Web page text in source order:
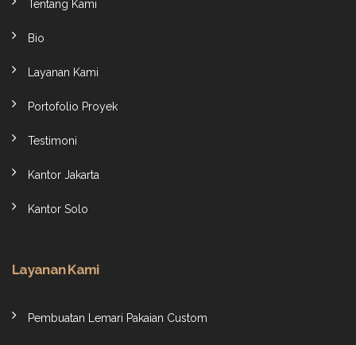
Tentang Kami
Bio
Layanan Kami
Portofolio Proyek
Testimoni
Kantor Jakarta
Kantor Solo
Layanan Kami
Pembuatan Lemari Pakaian Custom